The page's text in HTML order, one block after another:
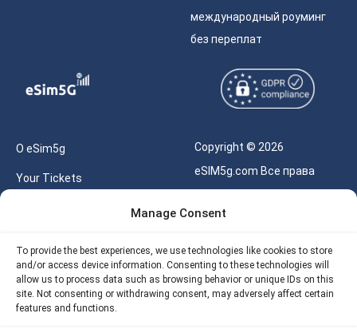
Manage Consent
To provide the best experiences, we use technologies like cookies to store
and/or access device information. Consenting to these technologies will
allow us to process data such as browsing behavior or unique IDs on this
site. Not consenting or withdrawing consent, may adversely affect certain
features and functions.
международный роуминг
без переплат
О eSim5g
Your Tickets
Калькулятор для eSIM
Политика возврата
eSIM5G
Copyright © 2026
eSIM5g.com Все права
Политика
конфиденциальности